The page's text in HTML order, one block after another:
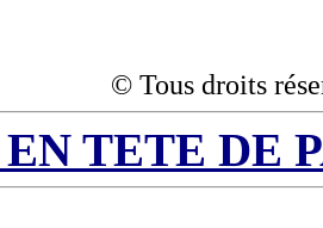
© Tous droits
TETE DE